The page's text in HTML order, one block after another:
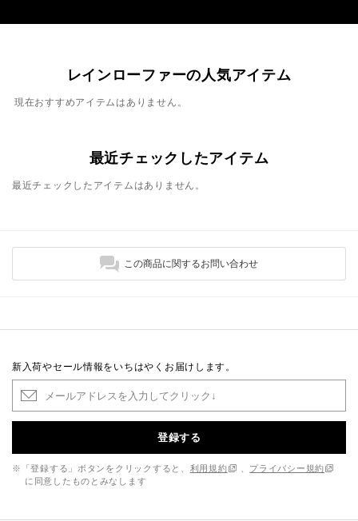
レインローファーの人気アイテム
現在おすすめアイテムはありません。
最近チェックしたアイテム
最近チェックしたアイテムはありません。
この商品に関するお問い合わせ
新入荷やセール情報をいちはやくお届けします。
登録する
※「登録する」ボタンをクリックすると、 利用規約
プライバシー規約
に同意したものとみなします